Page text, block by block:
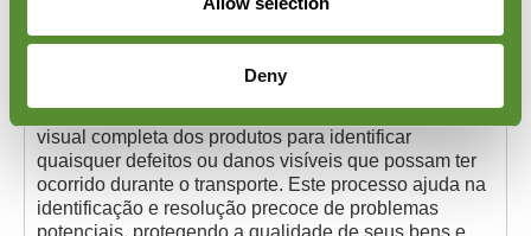
Deny
serviços de inspeção abrangentes garantem que as
fornecendo informações precisas sobre sua remessa.
Nossos inspetores também realizam uma verificação
visual completa dos produtos para identificar
quaisquer defeitos ou danos visíveis que possam ter
ocorrido durante o transporte. Este processo ajuda na
identificação e resolução precoce de problemas
potenciais, protegendo a qualidade de seus bens e